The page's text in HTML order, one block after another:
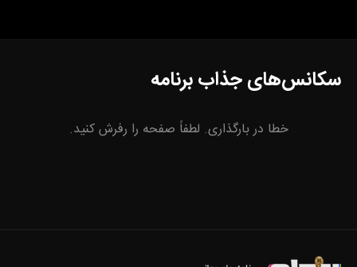
سکانس‌های جذاب برنامه
خطا در بارگذاری. لطفاً صفحه را رفرش کنید.